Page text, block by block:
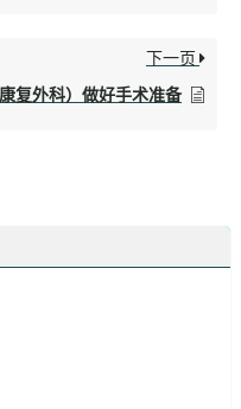
下一页
复外科）做好手术准备